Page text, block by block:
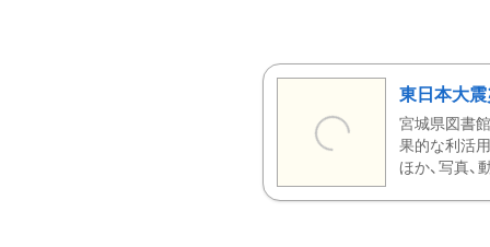
東日本大
宮城県図書
果的な利活
ほか、写真、